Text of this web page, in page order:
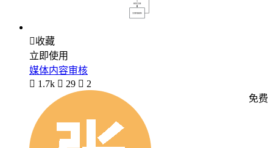
收藏
立即使用
媒体内容审核
 1.7k  29  2
免费